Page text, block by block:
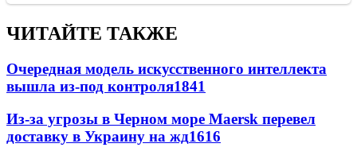
ЧИТАЙТЕ ТАКЖЕ
Очередная модель искусственного интеллекта
вышла из-под контроля1841
Из-за угрозы в Черном море Maersk перевел
доставку в Украину на жд1616